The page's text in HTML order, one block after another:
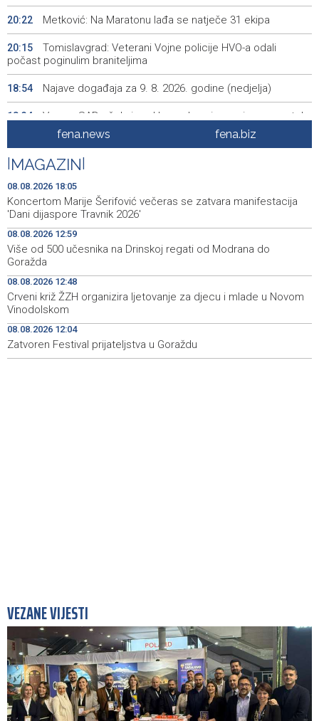
20:22 Metković: Na Maratonu lađa se natječe 31 ekipa
20:15
Tomislavgrad: Veterani Vojne policije HVO-a odali
počast poginulim braniteljima
18:54 Najave događaja za 9. 8. 2026. godine (nedjelja)
18:34
Vance: SAD očekuje od Irana da osigura siguran protok
nafte kroz Hormuški moreuz
18:21
Iranski šef sigurnosti: Hormuški moreuz će ostati
zatvoren dok SAD ne ispuni zahtjeve Teherana
18:09
Iran 'vrlo blizu' dogovora s Omanom o novoj Hormuškoj
brodskoj ruti
18:05
Koncertom Marije Šerifović večeras se zatvara
manifestacija 'Dani dijaspore Travnik 2026'
17:26
Kod mosta Brčko - Gunja pronađene kosti, vještaci
sudske medicine utvrđuju porijeklo
regiona
fena.news fena.biz
MAGAZIN
08.08.2026 18:05
Koncertom Marije Šerifović večeras se zatvara manifestacija
'Dani dijaspore Travnik 2026'
08.08.2026 12:59
Više od 500 učesnika na Drinskoj regati od Modrana do
Goražda
08.08.2026 12:48
Crveni križ ŽZH organizira ljetovanje za djecu i mlade u Novom
Vinodolskom
08.08.2026 12:04
Zatvoren Festival prijateljstva u Goraždu
VEZANE VIJESTI